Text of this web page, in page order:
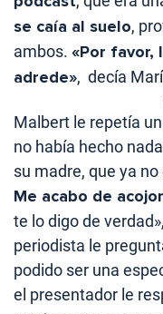
se caía al suelo,
ambos. «Por favor,
adrede», decía
Malbert le repetía
no había hecho
su madre, que ya
Me acabo de
te lo digo de
periodista le
podido ser una
el presentador le